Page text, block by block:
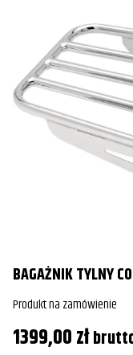
BAGAŻNIK TYLNY
Produkt na zamówienie
1399,00zł